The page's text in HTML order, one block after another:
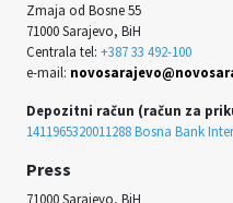
Zmaja od Bosne 55
71000 Sarajevo, BiH
Centrala tel: +387 33 492-100
e-mail:
Depozitni račun (račun za
1411965320011288 Bosna Bank
Press
71000 Sarajevo, BiH